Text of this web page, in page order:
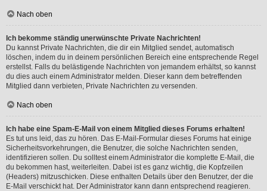
Nach oben
Ich bekomme ständig unerwünschte Private Nachrichten!
Du kannst Private Nachrichten, die dir ein Mitglied sendet, automatisch
löschen, indem du in deinem persönlichen Bereich eine entsprechende Regel
erstellst. Falls du belästigende Nachrichten von jemandem erhältst, so kannst
du dies auch einem Administrator melden. Dieser kann dem betreffenden
Mitglied dann verbieten, Private Nachrichten zu versenden.
Nach oben
Ich habe eine Spam-E-Mail von einem Mitglied dieses Forums erhalten!
Es tut uns leid, das zu hören. Das E-Mail-Formular dieses Forums hat einige
Sicherheitsvorkehrungen, die Benutzer, die solche Nachrichten senden,
identifizieren sollen. Du solltest einem Administrator die komplette E-Mail, die
du bekommen hast, weiterleiten. Dabei ist es ganz wichtig, die Kopfzeilen
(Headers) mitzuschicken. Diese enthalten Details über den Benutzer, der die
E-Mail verschickt hat. Der Administrator kann dann entsprechend reagieren.